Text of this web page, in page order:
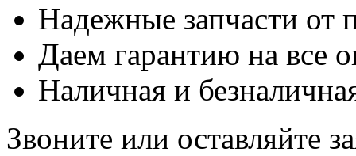
Надежные запчасти от
Даем гарантию на все
Наличная и
Звоните или оставляйте